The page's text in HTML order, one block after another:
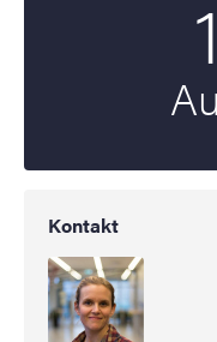
1
Kontakt